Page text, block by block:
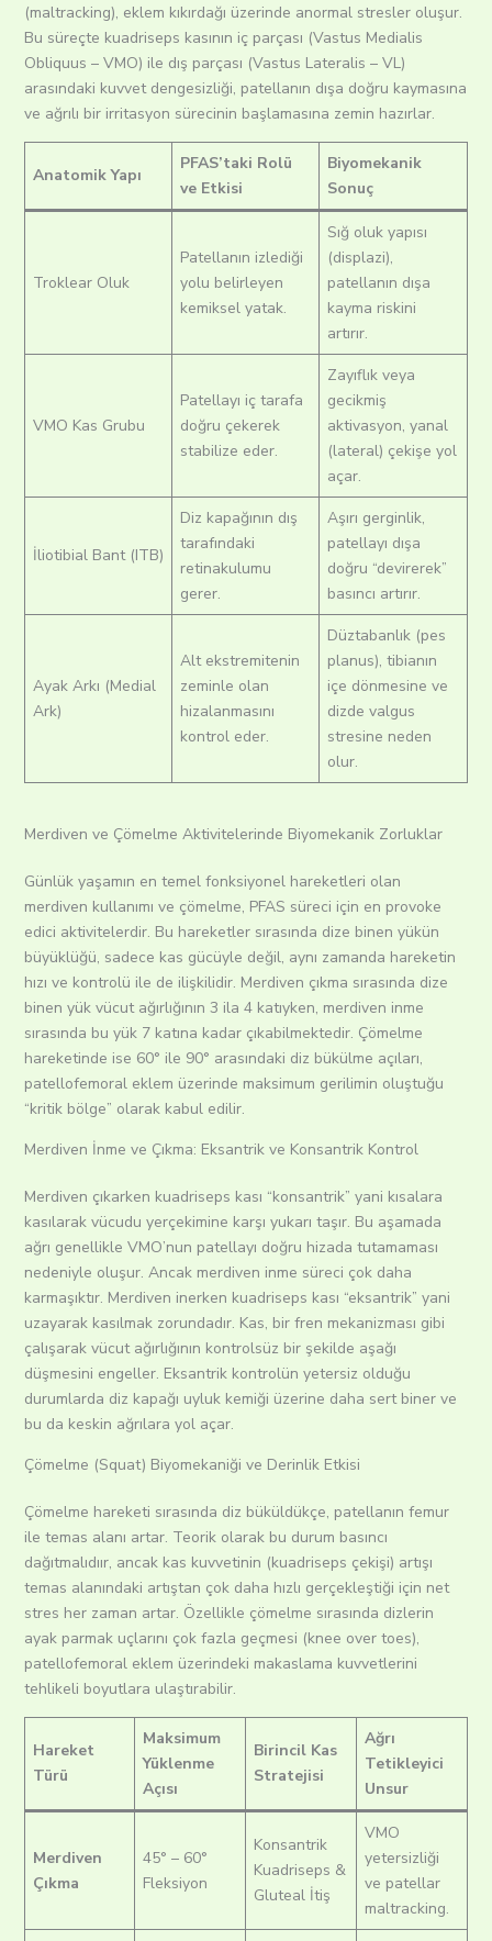
(maltracking), eklem kıkırdağı üzerinde anormal stresler oluşur.
Bu süreçte kuadriseps kasının iç parçası (Vastus Medialis
Obliquus – VMO) ile dış parçası (Vastus Lateralis – VL)
arasındaki kuvvet dengesizliği, patellanın dışa doğru kaymasına
ve ağrılı bir irritasyon sürecinin başlamasına zemin hazırlar.
Anatomik Yapı
PFAS’taki Rolü
ve Etkisi
Biyomekanik
Sonuç
Troklear Oluk
Patellanın izlediği
yolu belirleyen
kemiksel yatak.
Sığ oluk yapısı
(displazi),
patellanın dışa
kayma riskini
artırır.
VMO Kas Grubu
Patellayı iç tarafa
doğru çekerek
stabilize eder.
Zayıflık veya
gecikmiş
aktivasyon, yanal
(lateral) çekişe yol
açar.
İliotibial Bant (ITB)
Diz kapağının dış
tarafındaki
retinakulumu
gerer.
Aşırı gerginlik,
patellayı dışa
doğru “devirerek”
basıncı artırır.
Ayak Arkı (Medial
Ark)
Alt ekstremitenin
zeminle olan
hizalanmasını
kontrol eder.
Düztabanlık (pes
planus), tibianın
içe dönmesine ve
dizde valgus
stresine neden
olur.
Merdiven ve Çömelme Aktivitelerinde Biyomekanik Zorluklar
Günlük yaşamın en temel fonksiyonel hareketleri olan
merdiven kullanımı ve çömelme, PFAS süreci için en provoke
edici aktivitelerdir. Bu hareketler sırasında dize binen yükün
büyüklüğü, sadece kas gücüyle değil, aynı zamanda hareketin
hızı ve kontrolü ile de ilişkilidir. Merdiven çıkma sırasında dize
binen yük vücut ağırlığının 3 ila 4 katıyken, merdiven inme
sırasında bu yük 7 katına kadar çıkabilmektedir. Çömelme
hareketinde ise 60° ile 90° arasındaki diz bükülme açıları,
patellofemoral eklem üzerinde maksimum gerilimin oluştuğu
“kritik bölge” olarak kabul edilir.
Merdiven İnme ve Çıkma: Eksantrik ve Konsantrik Kontrol
Merdiven çıkarken kuadriseps kası “konsantrik” yani kısalara
kasılarak vücudu yerçekimine karşı yukarı taşır. Bu aşamada
ağrı genellikle VMO’nun patellayı doğru hizada tutamaması
nedeniyle oluşur. Ancak merdiven inme süreci çok daha
karmaşıktır. Merdiven inerken kuadriseps kası “eksantrik” yani
uzayarak kasılmak zorundadır. Kas, bir fren mekanizması gibi
çalışarak vücut ağırlığının kontrolsüz bir şekilde aşağı
düşmesini engeller. Eksantrik kontrolün yetersiz olduğu
durumlarda diz kapağı uyluk kemiği üzerine daha sert biner ve
bu da keskin ağrılara yol açar.
Çömelme (Squat) Biyomekaniği ve Derinlik Etkisi
Çömelme hareketi sırasında diz büküldükçe, patellanın femur
ile temas alanı artar. Teorik olarak bu durum basıncı
dağıtmalıdıır, ancak kas kuvvetinin (kuadriseps çekişi) artışı
temas alanındaki artıştan çok daha hızlı gerçekleştiği için net
stres her zaman artar. Özellikle çömelme sırasında dizlerin
ayak parmak uçlarını çok fazla geçmesi (knee over toes),
patellofemoral eklem üzerindeki makaslama kuvvetlerini
tehlikeli boyutlara ulaştırabilir.
Hareket
Türü
Maksimum
Yüklenme
Açısı
Birincil Kas
Stratejisi
Ağrı
Tetikleyici
Unsur
Merdiven
Çıkma
45° – 60°
Fleksiyon
Konsantrik
Kuadriseps &
Gluteal İtiş
VMO
yetersizliği
ve patellar
maltracking.